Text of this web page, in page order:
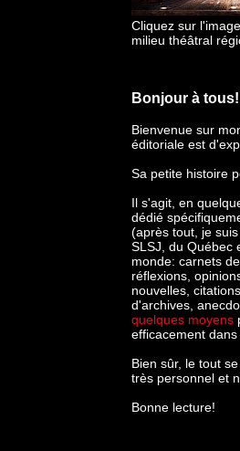
Cliquez sur
milieu théâtral
Bonjour à tous!
Bienvenue sur
éditoriale est
Sa petite histoire
Il s'agit, en
dédié
(après tout, je
SLSJ, du Québec
monde: carnets
réflexions,
nouvelles,
d'archives,
quelques moyens
efficacement
Bien sûr, le tout
très personnel et
Bonne lecture!